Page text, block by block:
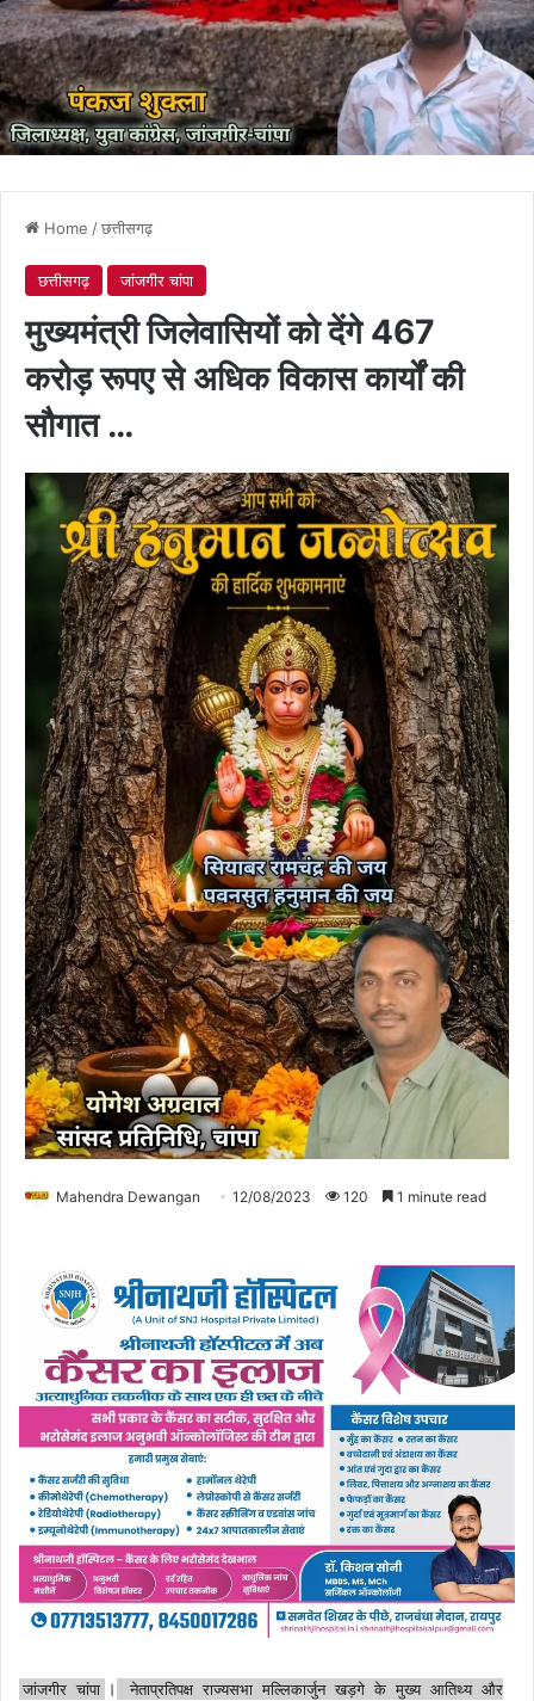
Home /छत्तीसगढ़
छत्तीसगढ़ जांजगीर चांपा
मुख्यमंत्री जिलेवासियों को देंगे 467
करोड़ रूपए से अधिक विकास कार्यों की
सौगात …
Mahendra Dewangan 12/08/2023 120 1 minute read
जांजगीर चांपा ।
नेताप्रतिपक्ष राज्यसभा मल्लिकार्जुन खड़गे के मुख्य आतिथ्य और